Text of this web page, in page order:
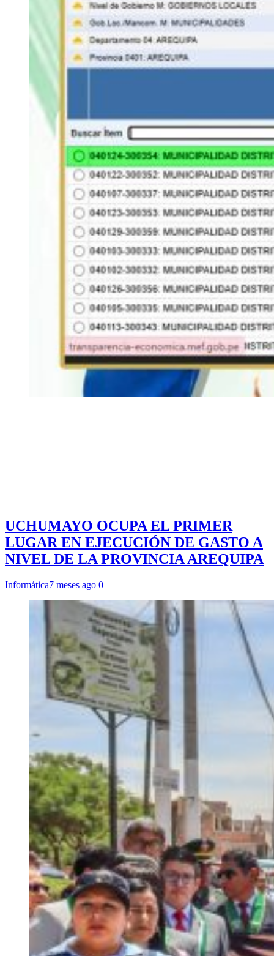
UCHUMAYO OCUPA EL PRIMER
LUGAR EN EJECUCIÓN DE GASTO A
NIVEL DE LA PROVINCIA AREQUIPA
Informática7 meses ago 0